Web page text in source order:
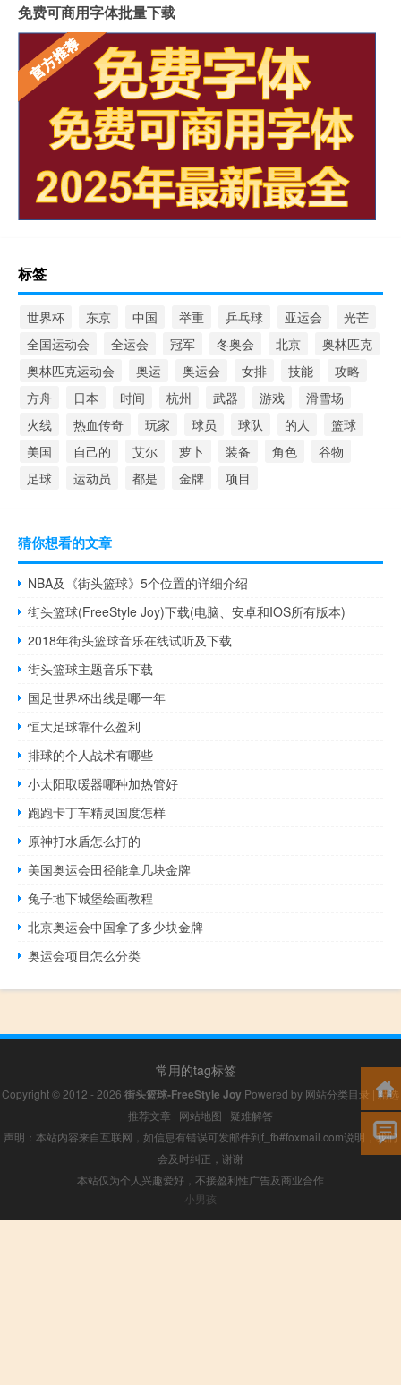
免费可商用字体批量下载
标签
世界杯 东京 中国 举重 乒乓球 亚运会
光芒
全国运动会
全运会 冠军 冬奥会 北京
奥林匹克
奥林匹克运动会
奥运 奥运会 女排 技能
攻略
方舟
日本 时间 杭州 武器 游戏
滑雪场
火线
热血传奇 玩家 球员 球队 的人
篮球
美国
自己的 艾尔 萝卜 装备 角色
谷物
足球
运动员 都是 金牌 项目
猜你想看的文章
NBA及《街头篮球》5个位置的详细介绍
街头篮球(FreeStyle Joy)下载(电脑、安卓和IOS所有版本)
2018年街头篮球音乐在线试听及下载
街头篮球主题音乐下载
国足世界杯出线是哪一年
恒大足球靠什么盈利
排球的个人战术有哪些
小太阳取暖器哪种加热管好
跑跑卡丁车精灵国度怎样
原神打水盾怎么打的
美国奥运会田径能拿几块金牌
兔子地下城堡绘画教程
北京奥运会中国拿了多少块金牌
奥运会项目怎么分类
常用的tag标签
Copyright © 2012 - 2026 街头篮球-FreeStyle Joy Powered by 网站分类目录 |精选
推荐文章 | 网站地图 | 疑难解答
声明：本站内容来自互联网，如信息有错误可发邮件到f_fb#foxmail.com说明，我们
会及时纠正，谢谢
本站仅为个人兴趣爱好，不接盈利性广告及商业合作
小男孩